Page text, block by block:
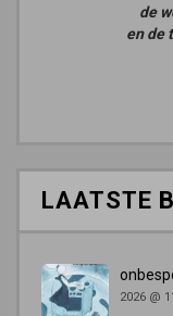
de
en de
LAATSTE
2026 @